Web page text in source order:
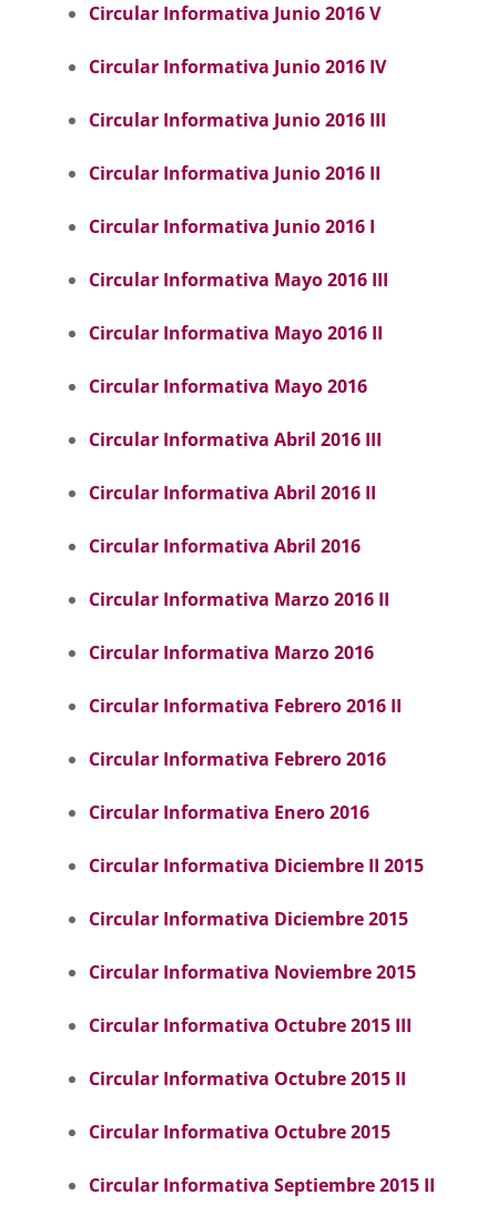
Circular Informativa Junio 2016V
Circular Informativa Junio 2016 IV
Circular Informativa Junio 2016 III
Circular Informativa Junio 2016 II
Circular Informativa Junio 2016 I
Circular Informativa Mayo 2016 III
Circular Informativa Mayo 2016 II
Circular Informativa Mayo 2016
Circular Informativa Abril 2016 III
Circular Informativa Abril 2016 II
Circular Informativa Abril 2016
Circular Informativa Marzo 2016 II
Circular Informativa Marzo 2016
Circular Informativa Febrero 2016 II
Circular Informativa Febrero 2016
Circular Informativa Enero 2016
Circular Informativa Diciembre II 2015
Circular Informativa Diciembre 2015
Circular Informativa Noviembre 2015
Circular Informativa Octubre 2015 III
Circular Informativa Octubre 2015 II
Circular Informativa Octubre 2015
Circular Informativa Septiembre 2015 II